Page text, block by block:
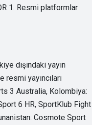
1. Resmi platformlar
dışındaki yayın
yayıncıları
3 Australia, Kolombiya:
6 HR, SportKlub Fight
Cosmote Sport